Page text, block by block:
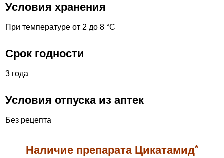
Условия хранения
При температуре от 2 до 8 °С
Срок годности
3 года
Условия отпуска из аптек
Без рецепта
Наличие препарата Цикатамид*